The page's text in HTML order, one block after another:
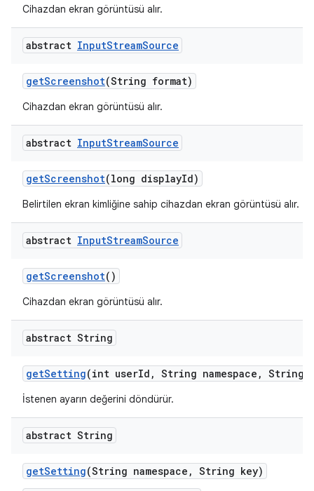
Cihazdan ekran görüntüsü alır.
abstract InputStreamSource
getScreenshot(String format)
Cihazdan ekran görüntüsü alır.
abstract InputStreamSource
getScreenshot(long displayId)
Belirtilen ekran kimliğine sahip cihazdan ekran görüntüsü alır.
abstract InputStreamSource
getScreenshot()
Cihazdan ekran görüntüsü alır.
abstract String
getSetting(int userId , String namespace , String
İstenen ayarın değerini döndürür.
abstract String
getSetting(String namespace , String key)